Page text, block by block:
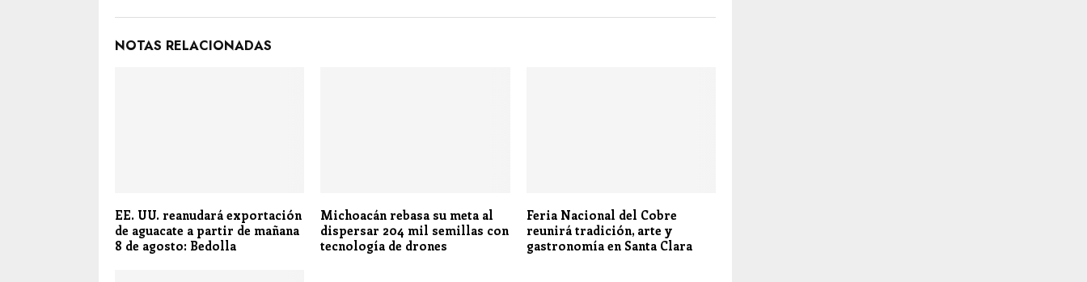
NOTAS RELACIONADAS
EE. UU. reanudará exportación
de aguacate a partir de mañana
8 de agosto: Bedolla
Michoacán rebasa su meta al
dispersar 204 mil semillas con
tecnología de drones
Feria Nacional del Cobre
reunirá tradición, arte y
gastronomía en Santa Clara